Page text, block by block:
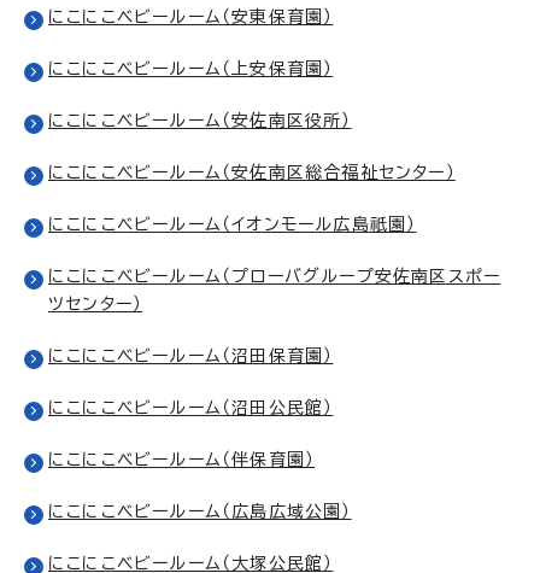
にこにこベビールーム（安東保育園）
にこにこベビールーム（上安保育園）
にこにこベビールーム（安佐南区役所）
にこにこベビールーム（安佐南区総合福祉センター）
にこにこベビールーム（イオンモール広島祇園）
にこにこベビールーム（プローバグループ安佐南区スポー
ツセンター）
にこにこベビールーム（沼田保育園）
にこにこベビールーム（沼田公民館）
にこにこベビールーム（伴保育園）
にこにこベビールーム（広島広域公園）
にこにこベビールーム（大塚公民館）